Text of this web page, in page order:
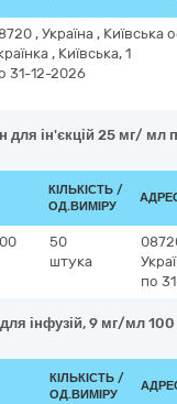
, Україна , Київська
, Київська, 1
31-12-2026
для ін'єкцій 25 мг/ мл
КІЛЬКІСТЬ /
ОД.ВИМІРУ
50
штука
по
інфузій, 9 мг/мл
КІЛЬКІСТЬ /
ОД.ВИМІРУ